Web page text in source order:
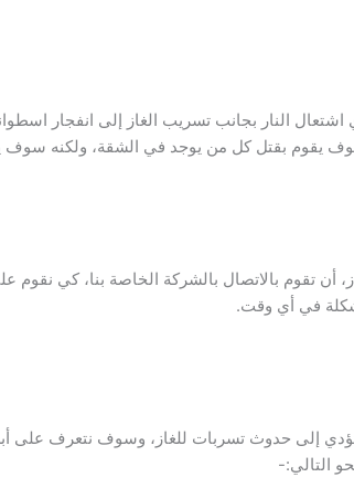
يقوم بقتل كل من يوجد في الشقة، ولكنه سوف
تقوم بالاتصال بالشركة الخاصة بنا، كي
في أي وقت.
إلى حدوث تسربات للغاز، وسوف نتعرف على
التالي:-